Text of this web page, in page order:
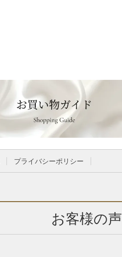
プライバシーポリシー
お客様の声